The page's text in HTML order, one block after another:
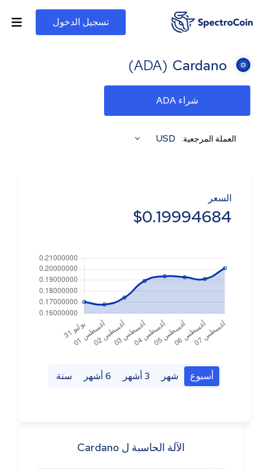
تسجيل الدخول
Cardano
(
ADA
)
شراء ADA
العملة المرجعية: USD
السعر
$0.19994684
أسبوع شهر 3 أشهر 6 أشهر سنة
الآلة الحاسبة ل Cardano